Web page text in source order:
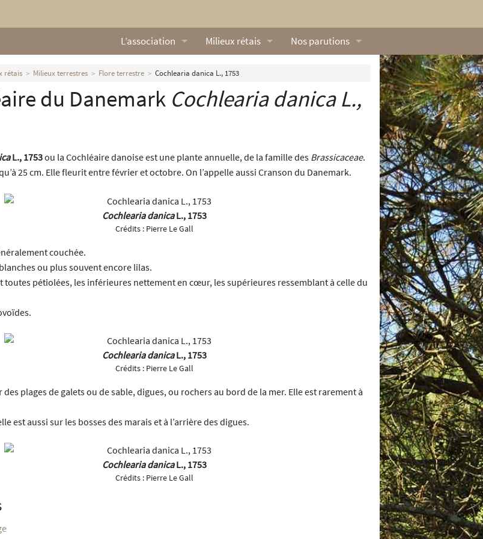
L’association
Qui sommes nous ?
Nos missions
Nos partenaires
Nous contacter
Actualités
Milieux rétais
Lexique
Galerie rétaise
Nos parutions
L’Œillet des dunes
Vidéos naturalistes de Ré Nature
rétais Milieux terrestres Flore terrestre Cochlearia danica L., 1753
du Danemark Cochlearia danicaL.,
L., 1753ou la Cochléaire danoise est une plante annuelle, de la famille des Brassicaceae.
25 cm. Elle fleurit entre février et octobre. On l’appelle aussi Cranson du Danemark.
Cochlearia danicaL., 1753
Crédits : Pierre Le Gall
couchée.
ou plus souvent encore lilas.
toutes pétiolées, les inférieures nettement en cœur, les supérieures ressemblant à celle du
Cochlearia danicaL., 1753
Crédits : Pierre Le Gall
des plages de galets ou de sable, digues, ou rochers au bord de la mer. Elle est rarement à
est aussi sur les bosses des marais et à l’arrière des digues.
Cochlearia danicaL., 1753
Crédits : Pierre Le Gall